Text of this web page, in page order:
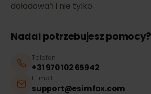
doładowań i nie tylko.
Nadal potrzebujesz pomocy?
Telefon
+31 970 102 65942
E-mail
support@esimfox.com